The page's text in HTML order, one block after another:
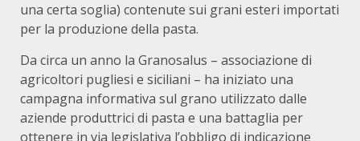
una certa soglia) contenute sui grani esteri importati
per la produzione della pasta.
Da circa un anno la Granosalus – associazione di
agricoltori pugliesi e siciliani – ha iniziato una
campagna informativa sul grano utilizzato dalle
aziende produttrici di pasta e una battaglia per
ottenere in via legislativa l’obbligo di indicazione